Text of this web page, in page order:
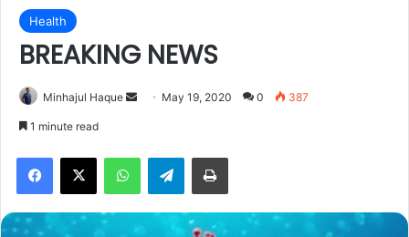
Health
BREAKING NEWS
Minhajul Haque
Send May 19, 2020 0 387
1 minute read
WhatsAppTelegramPrint